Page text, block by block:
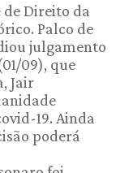
de Direito da
Palco de
julgamento
09), que
Jair
19. Ainda
poderá